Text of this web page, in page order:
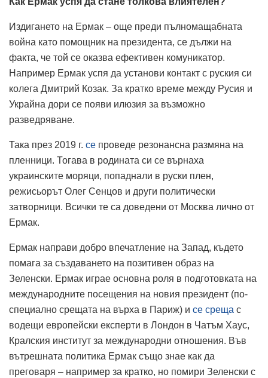
Издигането на Ермак – още преди пълномащабната
война като помощник на президента, се дължи на
факта, че той се оказва ефективен комуникатор.
Например Ермак успя да установи контакт с руския си
колега Дмитрий Козак. За кратко време между Русия и
Украйна дори се появи илюзия за възможно
разведряване.
Така през 2019 г. се проведе резонансна размяна на
пленници. Тогава в родината си се върнаха
украинските моряци, попаднали в руски плен,
режисьорът Олег Сенцов и други политически
затворници. Всички те са доведени от Москва лично от
Ермак.
Ермак направи добро впечатление на Запад, където
помага за създаването на позитивен образ на
Зеленски. Ермак играе основна роля в подготовката на
международните посещения на новия президент (по-
специално срещата на върха в Париж) и се среща с
водещи европейски експерти в Лондон в Чатъм Хаус,
Кралския институт за международни отношения. Във
вътрешната политика Ермак също знае как да
преговаря – например за кратко, но помири Зеленски с